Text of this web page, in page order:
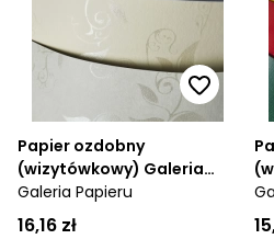
Papier ozdobny
(wizytówkowy) Galeria
Papieru Liana A4 - biały
230 g (203901)
Galeria Papieru
16,16 zł